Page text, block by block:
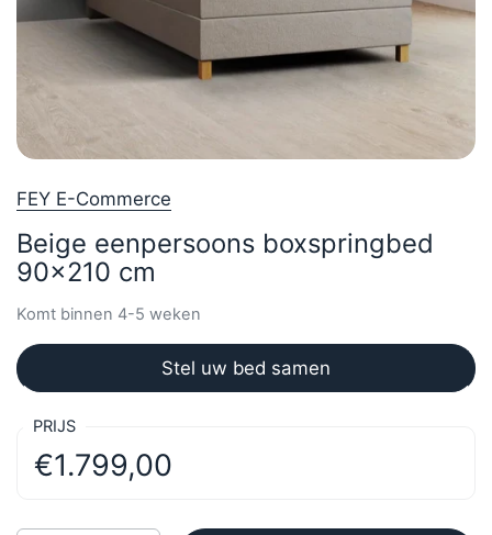
FEY E-Commerce
Beige eenpersoons boxspringbed
90x210 cm
Komt binnen 4-5 weken
Stel uw bed samen
PRIJS
€1.799,00